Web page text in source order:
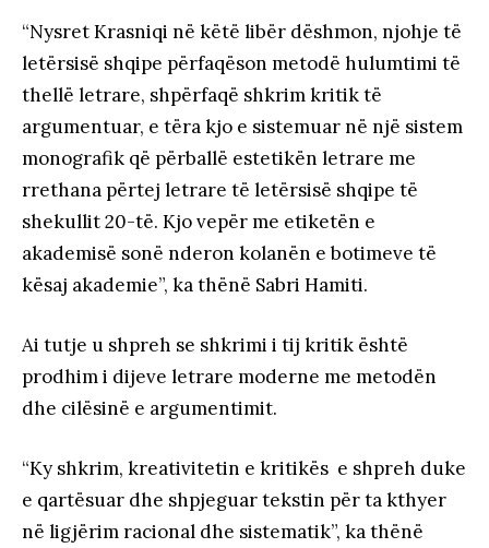
“Nysret Krasniqi në këtë libër dëshmon, njohje të
letërsisë shqipe përfaqëson metodë hulumtimi të
thellë letrare, shpërfaqë shkrim kritik të
argumentuar, e tëra kjo e sistemuar në një sistem
monografik që përballë estetikën letrare me
rrethana përtej letrare të letërsisë shqipe të
shekullit 20-të. Kjo vepër me etiketën e
akademisë sonë nderon kolanën e botimeve të
kësaj akademie”, ka thënë Sabri Hamiti.
Ai tutje u shpreh se shkrimi i tij kritik është
prodhim i dijeve letrare moderne me metodën
dhe cilësinë e argumentimit.
“Ky shkrim, kreativitetin e kritikës e shpreh duke
e qartësuar dhe shpjeguar tekstin për ta kthyer
në ligjërim racional dhe sistematik”, ka thënë